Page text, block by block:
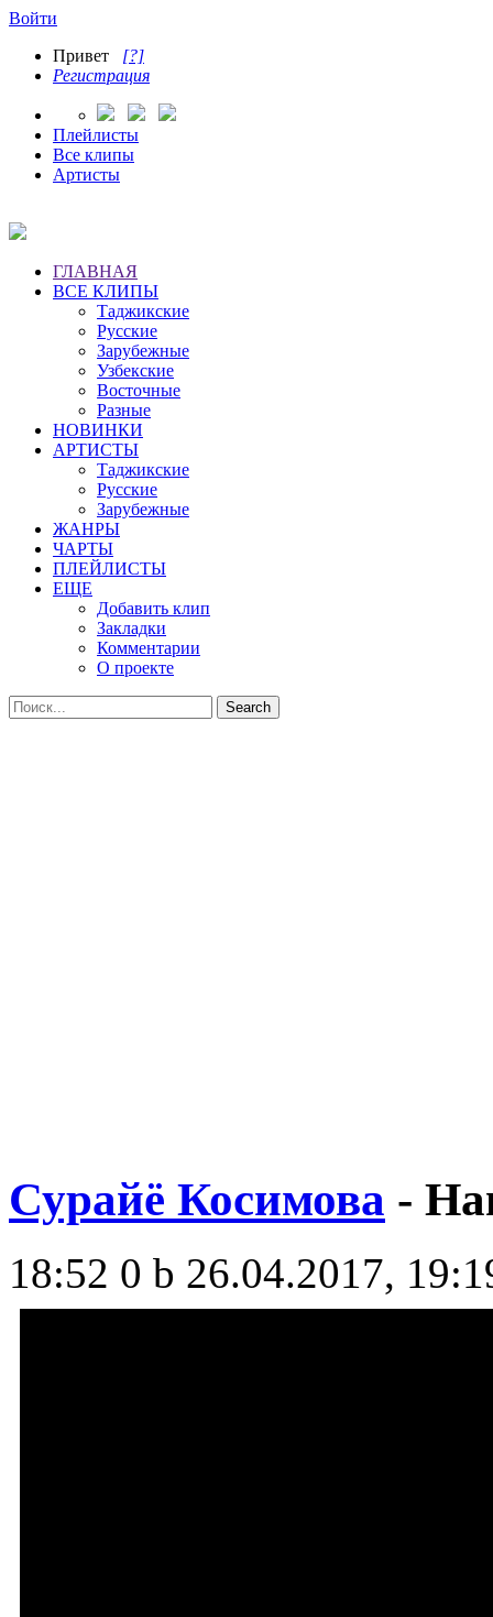
Войти
Привет [?]
Регистрация
Плейлисты
Все клипы
Артисты
ГЛАВНАЯ
ВСЕ КЛИПЫ
Таджикские
Русские
Зарубежные
Узбекские
Восточные
Разные
НОВИНКИ
АРТИСТЫ
Таджикские
Русские
Зарубежные
ЖАНРЫ
ЧАРТЫ
ПЛЕЙЛИСТЫ
ЕЩЕ
Добавить клип
Закладки
Комментарии
О проекте
Сурайё Косимова -
18:52 0 b 26.04.2017,